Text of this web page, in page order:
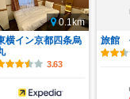
0.1km
横イン京都四条烏
3.63
旅館